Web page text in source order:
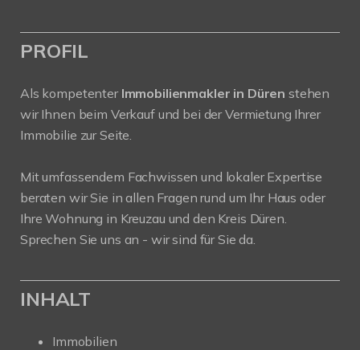
PROFIL
Als kompetenter Immobilienmakler in Düren stehen
wir Ihnen beim Verkauf und bei der Vermietung Ihrer
Immobilie zur Seite.
Mit umfassendem Fachwissen und lokaler Expertise
beraten wir Sie in allen Fragen rund um Ihr Haus oder
Ihre Wohnung in Kreuzau und den Kreis Düren.
Sprechen Sie uns an - wir sind für Sie da.
INHALT
Immobilien